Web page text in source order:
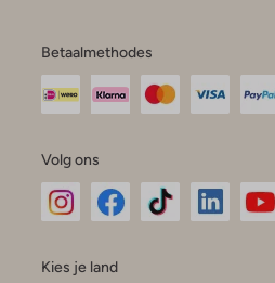
Betaalmethodes
Volg ons
Kies je land